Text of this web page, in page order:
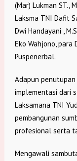
(Mar) Lukman ST.,
Laksma TNI Dafit
Dwi Handayani ,
Eko Wahjono,
Puspenerbal.
Adapun
implementasi dari
Laksamana TNI
pembangunan
profesional serta
Mengawali